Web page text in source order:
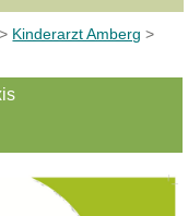
> Kinderarzt Amberg >